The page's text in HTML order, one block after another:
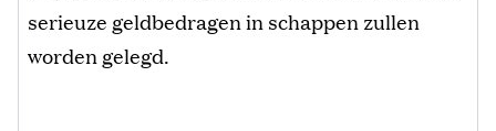
serieuze geldbedragen in schappen zullen
worden gelegd.